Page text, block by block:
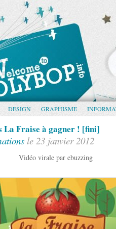
DESIGN GRAPHISME
La Fraise à gagner ! [fini]
le 23 janvier 2012
Vidéo virale par ebuzzing